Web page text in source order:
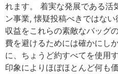
れます。 着実な発展である活
ン事業, 懐疑投稿べきではな
収益をこれらの素敵なバッグ
費を避けるためには確かにし
に、ちょうど約すべてを使用
印象によりほぼほとんど何も